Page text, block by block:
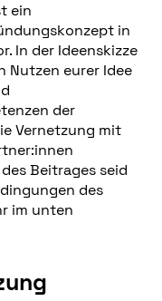
ein
in
In der Ideenskizze
Nutzen eurer Idee
der
Vernetzung mit
Beitrages seid
des
im unten